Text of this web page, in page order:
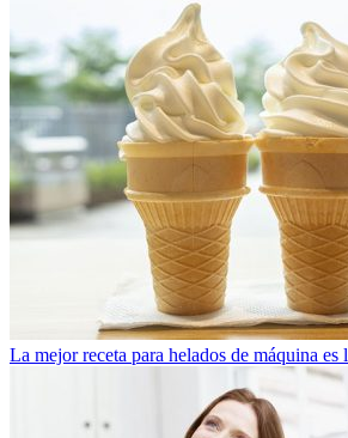
La mejor receta para helados de máquina